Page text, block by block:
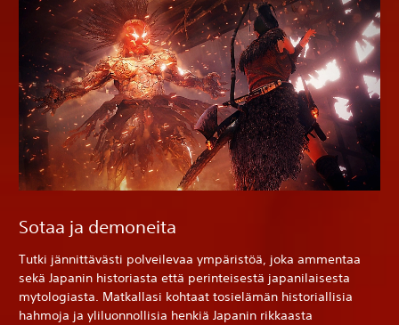
Sotaa ja demoneita
Tutki jännittävästi polveilevaa ympäristöä, joka ammentaa
sekä Japanin historiasta että perinteisestä japanilaisesta
mytologiasta. Matkallasi kohtaat tosielämän historiallisia
hahmoja ja yliluonnollisia henkiä Japanin rikkaasta